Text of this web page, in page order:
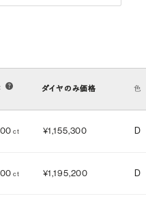
VVS1 IF FL
H&C EX 3EX H&C
ダイヤのみ価格 色
ct ¥1,155,300 D
ct ¥1,195,200 D